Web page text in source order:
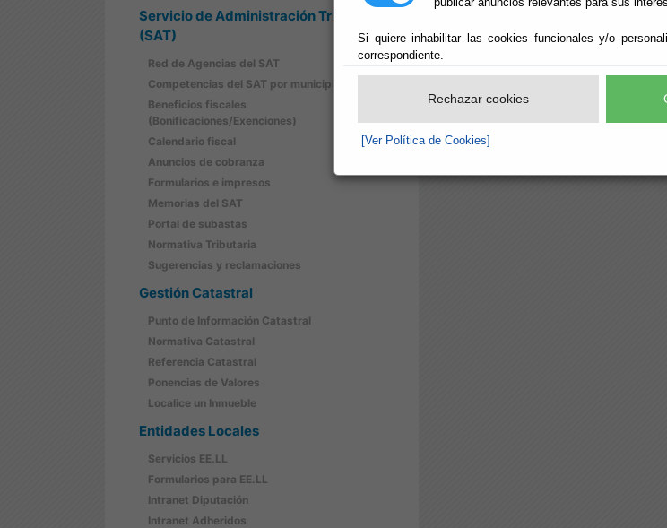
Si quiere inhabilitar las cookies funcionales y/o
correspondiente.
Rechazar cookies
[Ver Política de Cookies]
Servicio de Administración Tributaria
(SAT)
Red de Agencias del SAT
Competencias del SAT por municipios
Beneficios fiscales
(Bonificaciones/Exenciones)
Calendario fiscal
Anuncios de cobranza
Formularios e impresos
Memorias del SAT
Portal de subastas
Normativa Tributaria
Sugerencias y reclamaciones
Gestión Catastral
Punto de Información Catastral
Normativa Catastral
Referencia Catastral
Ponencias de Valores
Localice un Inmueble
Entidades Locales
Servicios EE.LL
Formularios para EE.LL
Intranet Diputación
Intranet Adheridos